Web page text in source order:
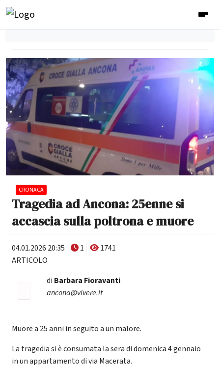
CRONACA
Tragedia ad Ancona: 25enne si
accascia sulla poltrona e muore
04.01.2026 20:35 1
1741
ARTICOLO
di Barbara Fioravanti
ancona@vivere.it
Muore a 25 anni in seguito a un malore.
La tragedia si è consumata la sera di domenica 4 gennaio
in un appartamento di via Macerata.